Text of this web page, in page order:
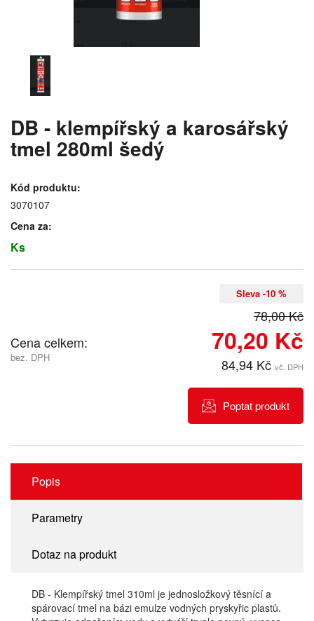
DB - klempířský a karosářský
tmel 280ml šedý
Kód produktu:
3070107
Cena za:
Ks
Sleva -10 %
78,00 Kč
Cena celkem:
bez. DPH
70,20 Kč
84,94 Kč vč. DPH
Poptat produkt
Popis
Parametry
Dotaz na produkt
DB - Klempířský tmel 310ml je jednosložkový těsnící a
spárovací tmel na bázi emulze vodných pryskyřic plastů.